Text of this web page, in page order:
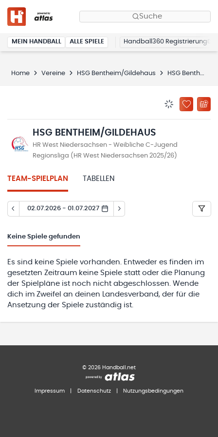
Suche
MEIN HANDBALL ALLE SPIELE Handball360 Registrierung
Home Vereine HSG Bentheim/Gildehaus HSG Bentheim/Gildehaus
ZU
HSG BENTHEIM/GILDEHAUS
HR West Niedersachsen - Weibliche C-Jugend
Regionsliga (HR West Niedersachsen 2025/26)
TEAM-SPIELPLAN TABELLEN
02.07.2026 - 01.07.2027
Keine Spiele gefunden
Es sind keine Spiele vorhanden. Entweder es finden im
gesetzten Zeitraum keine Spiele statt oder die Planung
der Spielpläne ist noch nicht abgeschlossen. Wende
dich im Zweifel an deinen Landesverband, der für die
Ansetzung der Spiele zuständig ist.
© 2026 Handball.net
Impressum Datenschutz Nutzungsbedingungen